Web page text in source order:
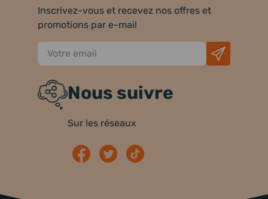
Inscrivez-vous et recevez nos offres et
promotions par e-mail
Nous suivre
Sur les réseaux